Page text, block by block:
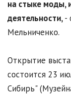
на стыке моды,
деятельности,-
Мельниченко.
Открытие
состоится 23
Сибирь"